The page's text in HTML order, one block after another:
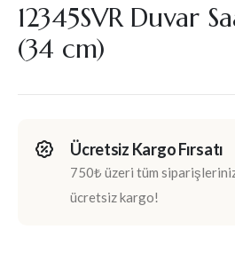
12345SVR Duvar
(34 cm)
Ücretsiz Kargo Fırsatı
750₺ üzeri tüm
ücretsiz kargo!